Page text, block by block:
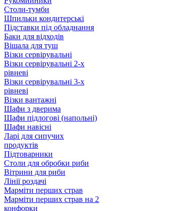
Столи-тумби
Шпильки кондитерські
Підставки під обладнання
Баки для відходів
Вішала для туш
Візки сервірувальні
Візки сервірувальні 2-х
рівневі
Візки сервірувальні 3-х
рівневі
Візки вантажні
Шафи з дверима
Шафи підлогові (напольні)
Шафи навісні
Ларі для сипучих
продуктів
Підтоварники
Столи для обробки риби
Вітрини для риби
Лінії роздачі
Марміти перших страв
Марміти перших страв на 2
конфорки